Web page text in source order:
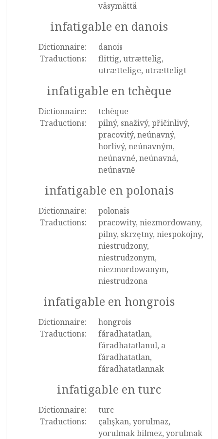
väsymättä
infatigable en danois
Dictionnaire:
danois
Traductions:
flittig, utrættelig,
utrættelige, utrætteligt
infatigable en tchèque
Dictionnaire:
tchèque
Traductions:
pilný, snaživý, přičinlivý,
pracovitý, neúnavný,
horlivý, neúnavným,
neúnavné, neúnavná,
neúnavně
infatigable en polonais
Dictionnaire:
polonais
Traductions:
pracowity, niezmordowany,
pilny, skrzętny, niespokojny,
niestrudzony,
niestrudzonym,
niezmordowanym,
niestrudzona
infatigable en hongrois
Dictionnaire:
hongrois
Traductions:
fáradhatatlan,
fáradhatatlanul, a
fáradhatatlan,
fáradhatatlannak
infatigable en turc
Dictionnaire:
turc
Traductions:
çalışkan, yorulmaz,
yorulmak bilmez, yorulmak